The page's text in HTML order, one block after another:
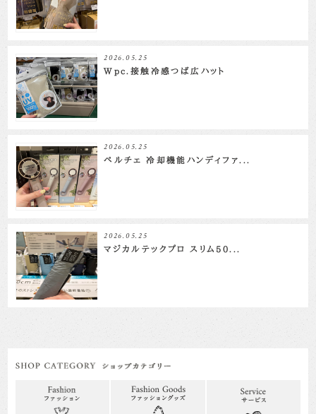
2026.05.25
Wpc.接触冷感つば広ハット
2026.05.25
ペルチェ 冷却機能ハンディファ...
2026.05.25
マジカルテックプロ スリム50...